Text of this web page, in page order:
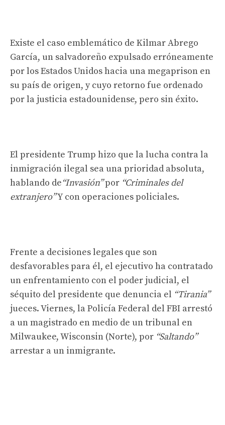
Existe el caso emblemático de Kilmar Abrego
García, un salvadoreño expulsado erróneamente
por los Estados Unidos hacia una megaprison en
su país de origen, y cuyo retorno fue ordenado
por la justicia estadounidense, pero sin éxito.
El presidente Trump hizo que la lucha contra la
inmigración ilegal sea una prioridad absoluta,
hablando de“Invasión”por “Criminales del
extranjero”Y con operaciones policiales.
Frente a decisiones legales que son
desfavorables para él, el ejecutivo ha contratado
un enfrentamiento con el poder judicial, el
séquito del presidente que denuncia el “Tirania”
jueces. Viernes, la Policía Federal del FBI arrestó
a un magistrado en medio de un tribunal en
Milwaukee, Wisconsin (Norte), por “Saltando”
arrestar a un inmigrante.